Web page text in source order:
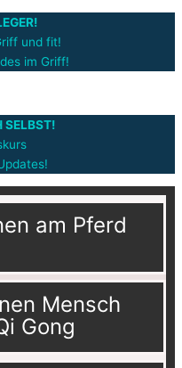
und fit!
im Griff!
SELBST!
am Pferd
Mensch
Gong